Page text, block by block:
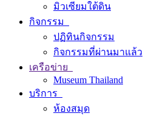
มิวเซียมใต้ดิน
กิจกรรม
ปฏิทินกิจกรรม
กิจกรรมที่ผ่านมาแล้ว
เครือข่าย
Museum Thailand
บริการ
ห้องสมุด